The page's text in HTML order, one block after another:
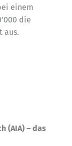
einem
die
aus.
(AIA) – das